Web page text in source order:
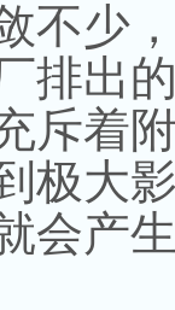
不少
排出
斥着
极大
会产